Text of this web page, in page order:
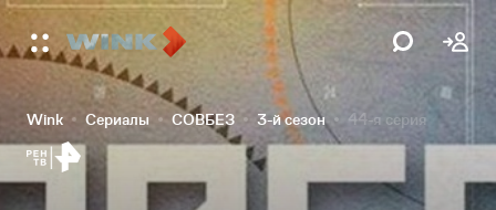
Wink Сериалы СОВБЕЗ 3-й сезон 44-я серия